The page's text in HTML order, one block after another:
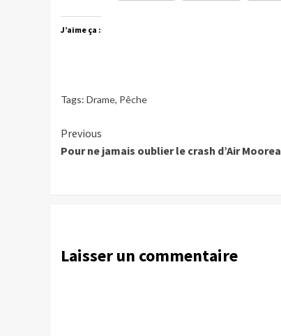
J’aime ça :
Tags: Drame, Pêche
Continue
Reading
Previous
Pour ne jamais oublier le crash d’Air Moorea
Laisser un commentaire